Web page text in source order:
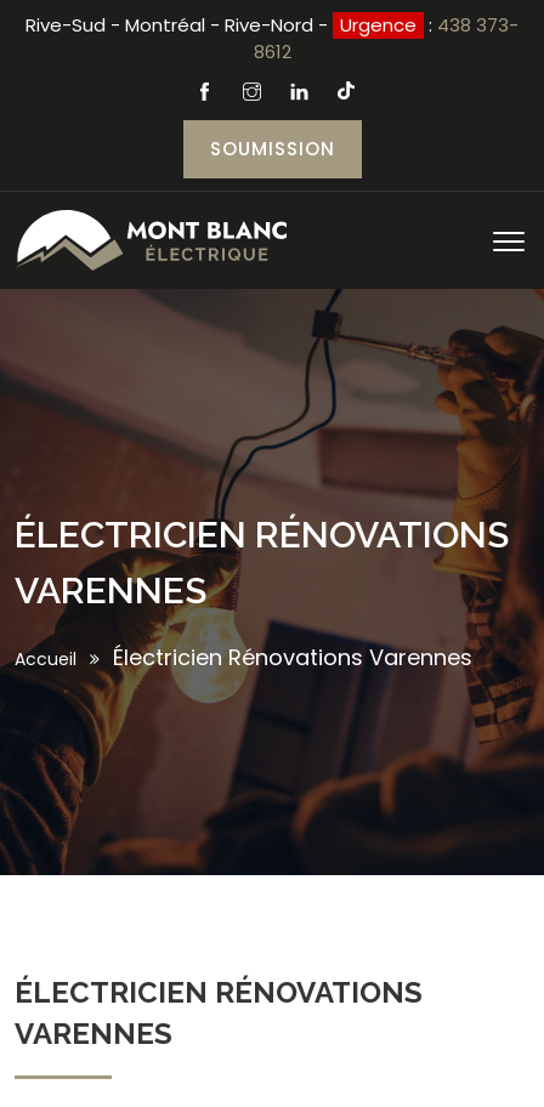
Rive-Sud - Montréal - Rive-Nord - Urgence : 438 373-
8612
SOUMISSION
ÉLECTRICIEN RÉNOVATIONS
VARENNES
Accueil Électricien Rénovations Varennes
ÉLECTRICIEN RÉNOVATIONS
VARENNES